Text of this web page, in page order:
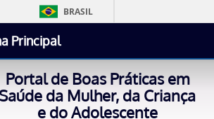
BRASIL
Principal
Portal de Boas Práticas em
Saúde da Mulher, da Criança
e do Adolescente